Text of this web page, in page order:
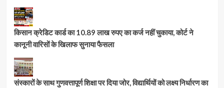
किसान क्रेडिट कार्ड का 10.89 लाख रुपए का कर्ज नहीं चुकाया, कोर्ट ने
कानूनी वारिसों के खिलाफ सुनाया फैसला
संस्कारों के साथ गुणवत्तापूर्ण शिक्षा पर दिया जोर, विद्यार्थियों को लक्ष्य निर्धारण का